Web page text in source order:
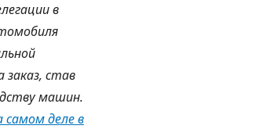
в
став
машин.
самом деле в